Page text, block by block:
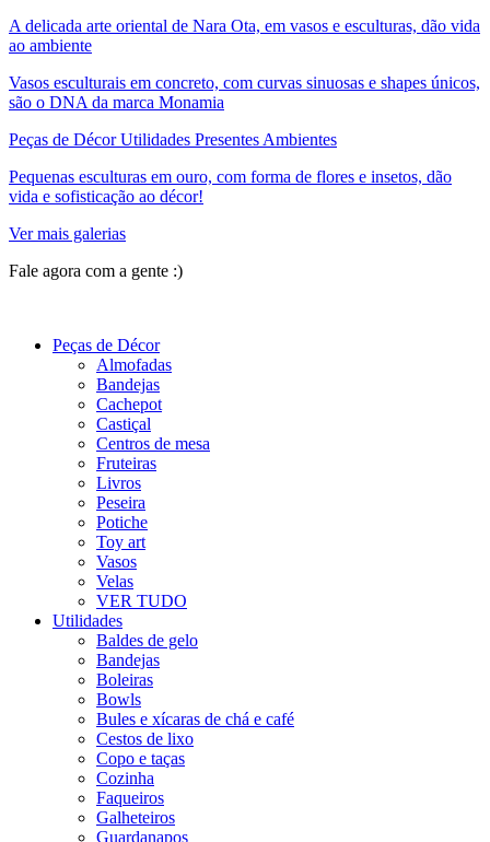
A delicada arte oriental de Nara Ota, em vasos e esculturas, dão vida
ao ambiente
Vasos esculturais em concreto, com curvas sinuosas e shapes únicos,
são o DNA da marca Monamia
Peças de Décor Utilidades Presentes Ambientes
Pequenas esculturas em ouro, com forma de flores e insetos, dão
vida e sofisticação ao décor!
Ver mais galerias
Fale agora com a gente :)
Peças de Décor
Almofadas
Bandejas
Cachepot
Castiçal
Centros de mesa
Fruteiras
Livros
Peseira
Potiche
Toy art
Vasos
Velas
VER TUDO
Utilidades
Baldes de gelo
Bandejas
Boleiras
Bowls
Bules e xícaras de chá e café
Cestos de lixo
Copo e taças
Cozinha
Faqueiros
Galheteiros
Guardanapos